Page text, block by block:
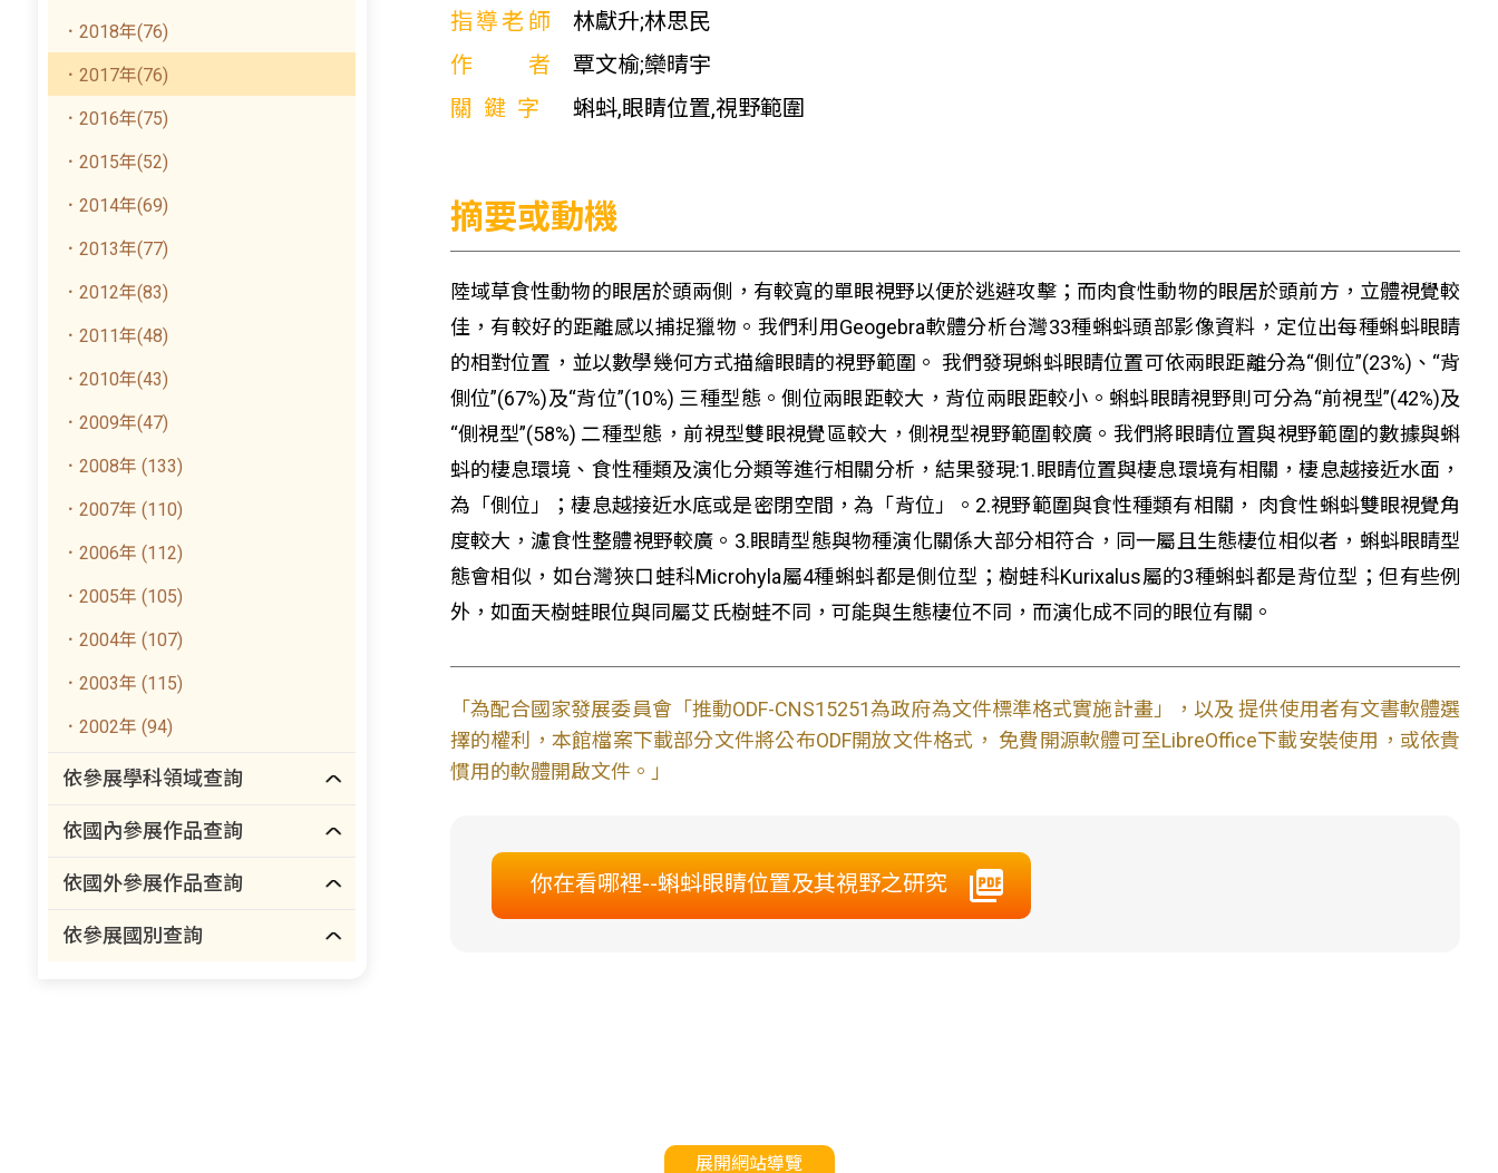
．2018年(76)
．2017年(76)
．2016年(75)
．2015年(52)
．2014年(69)
．2013年(77)
．2012年(83)
．2011年(48)
．2010年(43)
．2009年(47)
．2008年 (133)
．2007年 (110)
．2006年 (112)
．2005年 (105)
．2004年 (107)
．2003年 (115)
．2002年 (94)
依參展學科領域查詢
依國內參展作品查詢
依國外參展作品查詢
依參展國別查詢
指導老師
林獻升;林思民
作者
覃文榆;欒晴宇
關鍵字
蝌蚪,眼睛位置,視野範圍
摘要或動機
陸域草食性動物的眼居於頭兩側，有較寬的單眼視野以便於逃避攻擊；而肉食性動物的眼居於頭前方，立體視覺較
佳，有較好的距離感以捕捉獵物。我們利用Geogebra軟體分析台灣33種蝌蚪頭部影像資料，定位出每種蝌蚪眼睛
的相對位置，並以數學幾何方式描繪眼睛的視野範圍。 我們發現蝌蚪眼睛位置可依兩眼距離分為“側位”(23%)、“背
側位”(67%)及“背位”(10%) 三種型態。側位兩眼距較大，背位兩眼距較小。蝌蚪眼睛視野則可分為“前視型”(42%)及
“側視型”(58%) 二種型態，前視型雙眼視覺區較大，側視型視野範圍較廣。我們將眼睛位置與視野範圍的數據與蝌
蚪的棲息環境、食性種類及演化分類等進行相關分析，結果發現:1.眼睛位置與棲息環境有相關，棲息越接近水面，
為「側位」；棲息越接近水底或是密閉空間，為「背位」。2.視野範圍與食性種類有相關， 肉食性蝌蚪雙眼視覺角
度較大，濾食性整體視野較廣。3.眼睛型態與物種演化關係大部分相符合，同一屬且生態棲位相似者，蝌蚪眼睛型
態會相似，如台灣狹口蛙科Microhyla屬4種蝌蚪都是側位型；樹蛙科Kurixalus屬的3種蝌蚪都是背位型；但有些例
外，如面天樹蛙眼位與同屬艾氏樹蛙不同，可能與生態棲位不同，而演化成不同的眼位有關。
「為配合國家發展委員會「推動ODF-CNS15251為政府為文件標準格式實施計畫」，以及 提供使用者有文書軟體選
擇的權利，本館檔案下載部分文件將公布ODF開放文件格式， 免費開源軟體可至LibreOffice下載安裝使用，或依貴
慣用的軟體開啟文件。」
你在看哪裡--蝌蚪眼睛位置及其視野之研究
展開網站導覽